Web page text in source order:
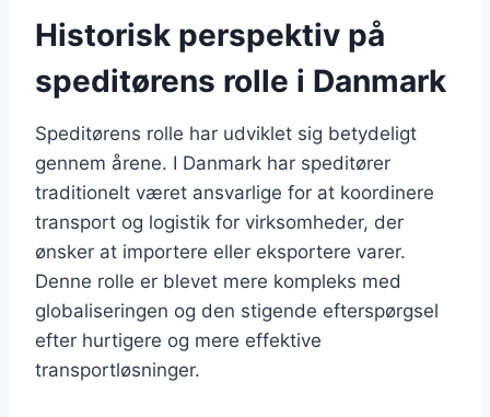
Historisk perspektiv på
speditørens rolle i Danmark
Speditørens rolle har udviklet sig betydeligt
gennem årene. I Danmark har speditører
traditionelt været ansvarlige for at koordinere
transport og logistik for virksomheder, der
ønsker at importere eller eksportere varer.
Denne rolle er blevet mere kompleks med
globaliseringen og den stigende efterspørgsel
efter hurtigere og mere effektive
transportløsninger.